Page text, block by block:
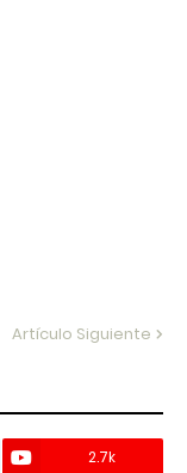
Artículo Siguiente
2.7k